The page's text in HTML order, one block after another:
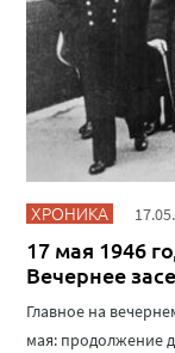
ХРОНИКА
17 мая 1946
Вечернее
Главное на
мая: продолжение